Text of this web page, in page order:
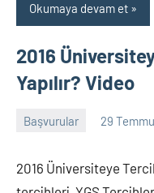
Okumaya devam et
2016
Yapılır? Video
Başvurular 29
alperturkoglu
2016 Üniversiteye